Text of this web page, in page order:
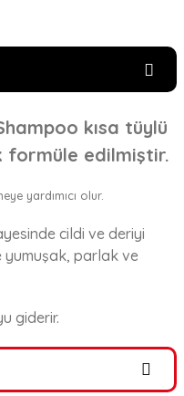
kısa tüylü
formüle edilmiştir.
yardımıcı olur.
cildi ve deriyi
yumuşak, parlak ve
giderir.